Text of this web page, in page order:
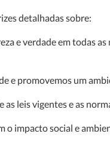
detalhadas sobre:
e verdade em todas
e promovemos um
leis vigentes e as
o impacto social e